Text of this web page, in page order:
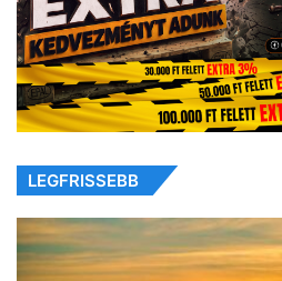
LEGFRISSEBB